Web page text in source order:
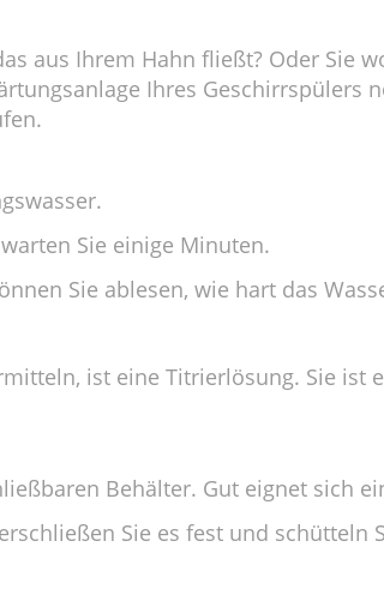
aus Ihrem Hahn fließt? Oder Sie
Ihres Geschirrspülers
Sie einige Minuten.
Sie ablesen, wie hart das
ist eine Titrierlösung. Sie ist
Behälter. Gut eignet sich
Sie es fest und schütteln